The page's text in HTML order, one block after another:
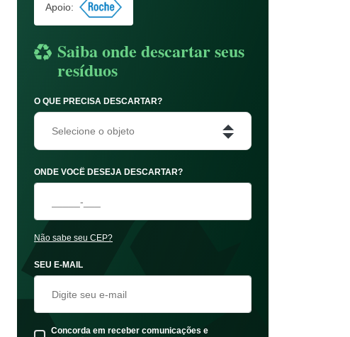
Apoio:
Saiba onde descartar seus
resíduos
O QUE PRECISA DESCARTAR?
Selecione o objeto
ONDE VOCÊ DESEJA DESCARTAR?
Não sabe seu CEP?
SEU E-MAIL
Concorda em receber comunicações e